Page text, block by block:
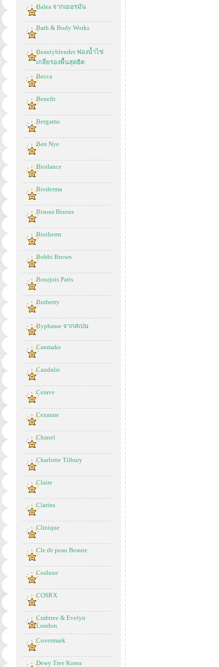
Balea จากเยอรมัน
Bath & Body Works
Beautyblender ฟองน้ำไข่
เกลี่ยรองพื้นสุดฮิต
Becca
Benefit
Bergamo
Ben Nye
Biodance
Bioderma
Bisous Bisous
Biotherm
Bobbi Brown
Bourjois Paris
Burberry
Byphasse จากสเปน
Canmake
Caudalie
Cerave
Cezanne
Chanel
Charlotte Tilbury
Claire
Clarins
Clinique
Cle de peau Beaute
Cosluxe
COSRX
Crabtree & Evelyn
London
Covermark
Dewy Tree Korea